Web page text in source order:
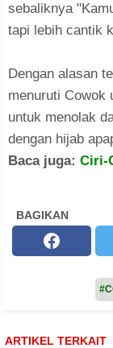
sebaliknya
tapi lebih cantik
Dengan alasan
menuruti Cowok
untuk menolak
dengan hijab
Baca juga: Ciri-
BAGIKAN
ARTIKEL TERKAIT